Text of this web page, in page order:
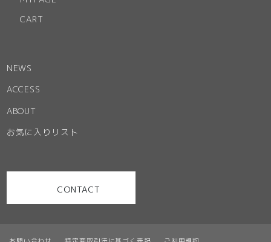
CART
NEWS
ACCESS
ABOUT
お気に入りリスト
CONTACT